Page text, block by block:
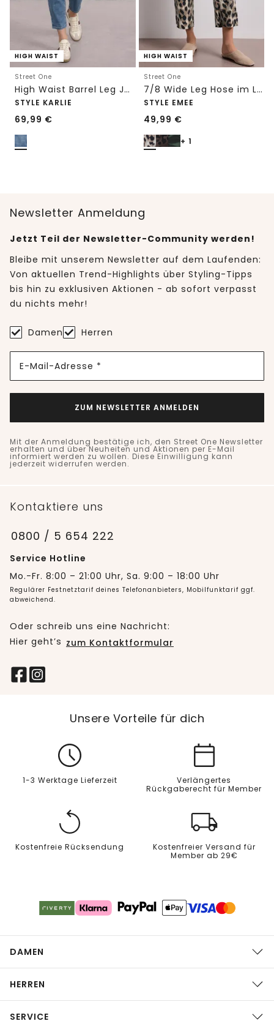
HIGH WAIST
Street One
High Waist Barrel Leg Jeans im Loose Fit
STYLE KARLIE
69,99 €
HIGH WAIST
Street One
7/8 Wide Leg Hose im Loose Fit mit Print
STYLE EMEE
49,99 €
+ 1
Newsletter Anmeldung
Jetzt Teil der Newsletter-Community werden!
Bleibe mit unserem Newsletter auf dem Laufenden:
Von aktuellen Trend-Highlights über Styling-Tipps
bis hin zu exklusiven Aktionen - ab sofort verpasst
du nichts mehr!
Damen Herren
E-Mail-Adresse *
ZUM NEWSLETTER ANMELDEN
Mit der Anmeldung bestätige ich, den Street One Newsletter
erhalten und über Neuheiten und Aktionen per E-Mail
informiert werden zu wollen. Diese Einwilligung kann
jederzeit widerrufen werden.
Kontaktiere uns
0800 / 5 654 222
Service Hotline
Mo.-Fr. 8:00 – 21:00 Uhr, Sa. 9:00 – 18:00 Uhr
Regulärer Festnetztarif deines Telefonanbieters, Mobilfunktarif ggf.
abweichend.
Oder schreib uns eine Nachricht:
Hier geht’s zum Kontaktformular
Unsere Vorteile für dich
1-3 Werktage Lieferzeit
Verlängertes
Rückgaberecht für Member
Kostenfreie Rücksendung
Kostenfreier Versand für
Member ab 29€
DAMEN
HERREN
SERVICE